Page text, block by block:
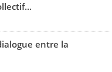
entre la